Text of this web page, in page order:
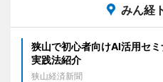
みん経
狭山で初心者向けAI活用セ
実践法紹介
狭山経済新聞